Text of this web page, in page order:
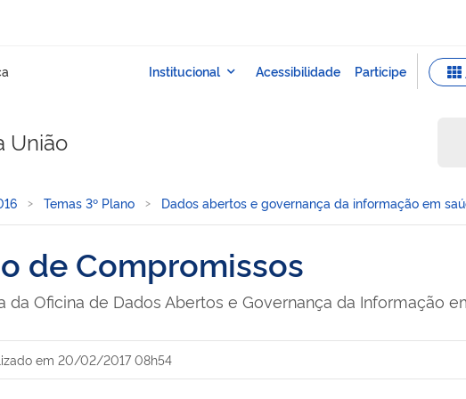
União
Temas 3º Plano Dados abertos e governança da informação em
de Compromissos
Oficina de Dados Abertos e Governança da Informação
em 20/02/2017 08h54